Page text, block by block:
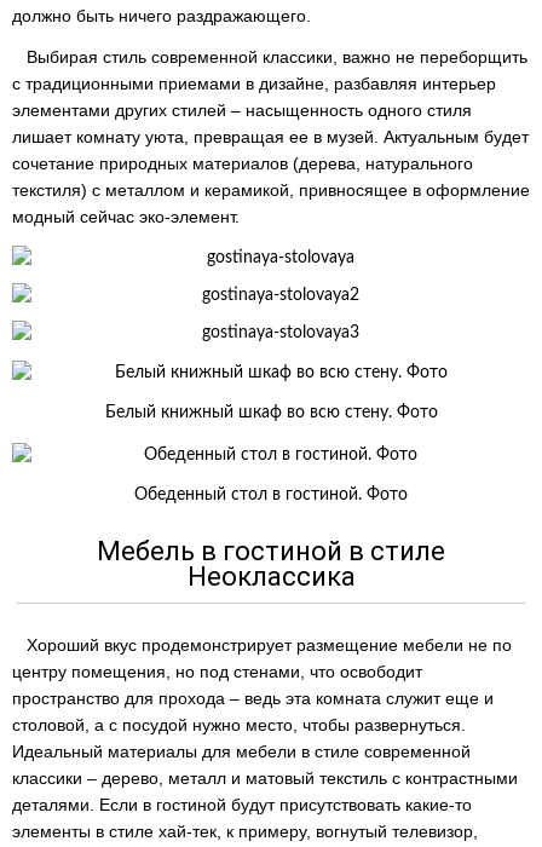
должно быть ничего раздражающего.
Выбирая стиль современной классики, важно не переборщить
с традиционными приемами в дизайне, разбавляя интерьер
элементами других стилей – насыщенность одного стиля
лишает комнату уюта, превращая ее в музей. Актуальным будет
сочетание природных материалов (дерева, натурального
текстиля) с металлом и керамикой, привносящее в оформление
модный сейчас эко-элемент.
Белый книжный шкаф во всю стену. Фото
Обеденный стол в гостиной. Фото
Мебель в гостиной в стиле
Неоклассика
Хороший вкус продемонстрирует размещение мебели не по
центру помещения, но под стенами, что освободит
пространство для прохода – ведь эта комната служит еще и
столовой, а с посудой нужно место, чтобы развернуться.
Идеальный материалы для мебели в стиле современной
классики – дерево, металл и матовый текстиль с контрастными
деталями. Если в гостиной будут присутствовать какие-то
элементы в стиле хай-тек, к примеру, вогнутый телевизор,